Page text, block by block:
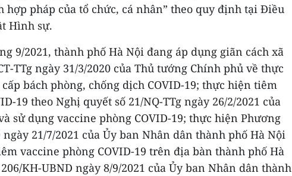
pháp của tổ chức, cá nhân” theo quy định tại Điều
Hình sự.
9/2021, thành phố Hà Nội đang áp dụng giãn cách xã
TTg ngày 31/3/2020 của Thủ tướng Chính phủ về thực
bách phòng, chống dịch COVID-19; thực hiện tiêm
19 theo Nghị quyết số 21/NQ-TTg ngày 26/2/2021 của
sử dụng vaccine phòng COVID-19; thực hiện Phương
ngày 21/7/2021 của Ủy ban Nhân dân thành phố Hà Nội
vaccine phòng COVID-19 trên địa bàn thành phố Hà
KH-UBND ngày 8/9/2021 của Ủy ban Nhân dân thành